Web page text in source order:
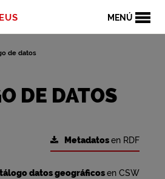
MENÚ
de datos
DE DATOS
Metadatosen RDF
datos geográficosen CSW